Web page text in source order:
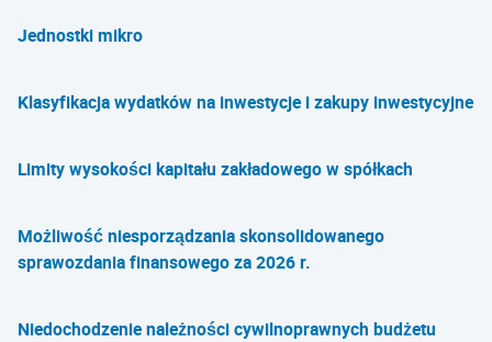
Jednostki mikro
Klasyfikacja wydatków na inwestycje i zakupy inwestycyjne
Limity wysokości kapitału zakładowego w spółkach
Możliwość niesporządzania skonsolidowanego
sprawozdania finansowego za 2026 r.
Niedochodzenie należności cywilnoprawnych budżetu